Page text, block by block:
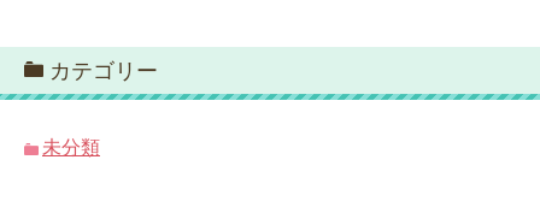
カテゴリー
未分類